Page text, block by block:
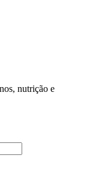
nutrição e